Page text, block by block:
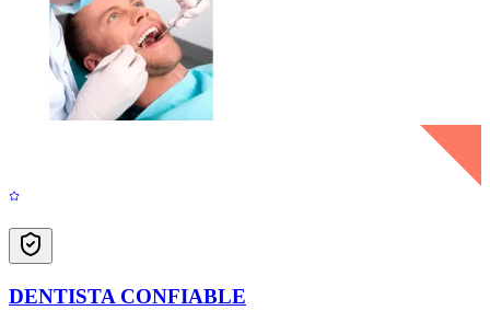
DENTISTA CONFIABLE